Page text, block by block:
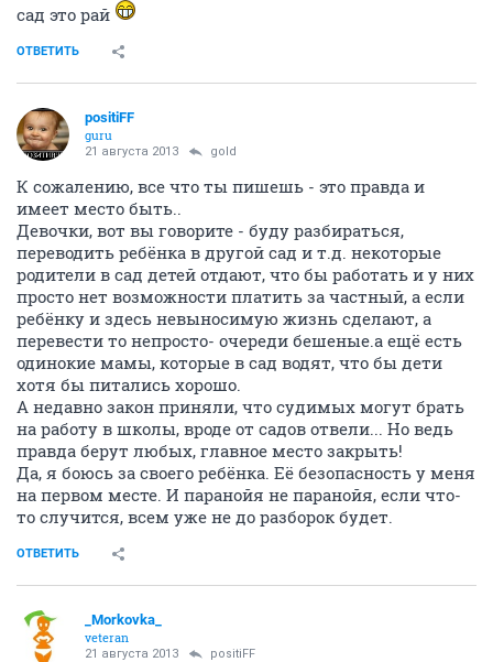
сад это рай
ОТВЕТИТЬ
positiFF
guru
21 августа 2013 gold
К сожалению, все что ты пишешь - это правда и
имеет место быть..
Девочки, вот вы говорите - буду разбираться,
переводить ребёнка в другой сад и т.д. некоторые
родители в сад детей отдают, что бы работать и у них
просто нет возможности платить за частный, а если
ребёнку и здесь невыносимую жизнь сделают, а
перевести то непросто- очереди бешеные.а ещё есть
одинокие мамы, которые в сад водят, что бы дети
хотя бы питались хорошо.
А недавно закон приняли, что судимых могут брать
на работу в школы, вроде от садов отвели... Но ведь
правда берут любых, главное место закрыть!
Да, я боюсь за своего ребёнка. Её безопасность у меня
на первом месте. И паранойя не паранойя, если что-
то случится, всем уже не до разборок будет.
ОТВЕТИТЬ
_Morkovka_
veteran
21 августа 2013 positiFF